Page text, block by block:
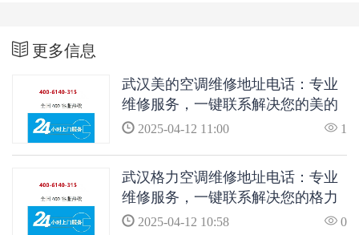
更多信息
武汉美的空调维修地址电话：专业
维修服务，一键联系解决您的美的
空调问题
2025-04-12 11:00 1
武汉格力空调维修地址电话：专业
维修服务，一键联系解决您的格力
空调问题
2025-04-12 10:58 0